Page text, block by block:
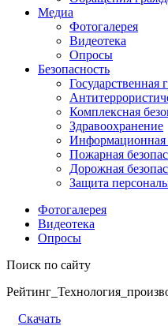
Медиа
Фотогалерея
Видеотека
Опросы
Безопасность
Государственная
Комплексная
Здравоохранение
Информационная
Пожарная
Дорожная
Защита
Фотогалерея
Видеотека
Опросы
Поиск по сайту
Скачать